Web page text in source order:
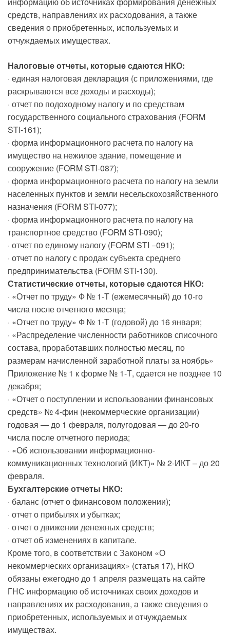
средств, направлениях их расходования, а также
сведения о приобретенных, используемых и
отчуждаемых имуществах.
Налоговые отчеты, которые сдаются НКО:
· единая налоговая декларация (с приложениями, где
раскрываются все доходы и расходы);
· отчет по подоходному налогу и по средствам
государственного социального страхования (FORM
STI-161);
· форма информационного расчета по налогу на
имущество на нежилое здание, помещение и
сооружение (FORM STI-087);
· форма информационного расчета по налогу на земли
населенных пунктов и земли несельскохозяйственного
назначения (FORM STI-077);
· форма информационного расчета по налогу на
транспортное средство (FORM STI-090);
· отчет по единому налогу (FORM STI −091);
· отчет по налогу с продаж субъекта среднего
предпринимательства (FORM STI-130).
Статистические отчеты, которые сдаются НКО:
· «Отчет по труду» Ф № 1-Т (ежемесячный) до 10-го
числа после отчетного месяца;
· «Отчет по труду» Ф № 1-Т (годовой) до 16 января;
· «Распределение численности работников списочного
состава, проработавших полностью месяц, по
размерам начисленной заработной платы за ноябрь»
Приложение № 1 к форме № 1-Т, сдается не позднее 10
декабря;
· «Отчет о поступлении и использовании финансовых
средств» № 4-фин (некоммерческие организации)
годовая — до 1 февраля, полугодовая — до 20-го
числа после отчетного периода;
· «Об использовании информационно-
коммуникационных технологий (ИКТ)» № 2-ИКТ – до 20
февраля.
Бухгалтерские отчеты НКО:
· баланс (отчет о финансовом положении);
· отчет о прибылях и убытках;
· отчет о движении денежных средств;
· отчет об изменениях в капитале.
Кроме того, в соответствии с Законом «О
некоммерческих организациях» (статья 17), НКО
обязаны ежегодно до 1 апреля размещать на сайте
ГНС информацию об источниках своих доходов и
направлениях их расходования, а также сведения о
приобретенных, используемых и отчуждаемых
имуществах.